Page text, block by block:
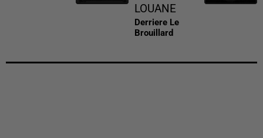
LOUANE
Derriere Le
Brouillard